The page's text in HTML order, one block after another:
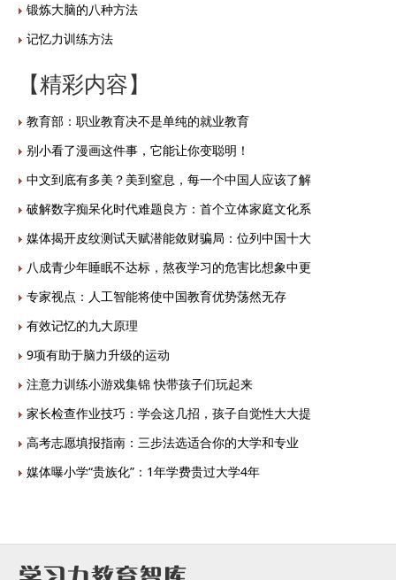
锻炼大脑的八种方法
记忆力训练方法
【精彩内容】
教育部：职业教育决不是单纯的就业教育
别小看了漫画这件事，它能让你变聪明！
中文到底有多美？美到窒息，每一个中国人应该了解
破解数字痴呆化时代难题良方：首个立体家庭文化系
媒体揭开皮纹测试天赋潜能敛财骗局：位列中国十大
八成青少年睡眠不达标，熬夜学习的危害比想象中更
专家视点：人工智能将使中国教育优势荡然无存
有效记忆的九大原理
9项有助于脑力升级的运动
注意力训练小游戏集锦 快带孩子们玩起来
家长检查作业技巧：学会这几招，孩子自觉性大大提
高考志愿填报指南：三步法选适合你的大学和专业
媒体曝小学“贵族化”：1年学费贵过大学4年